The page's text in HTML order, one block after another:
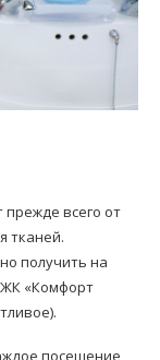
всего от
тканей.
получить на
«Комфорт
посещение